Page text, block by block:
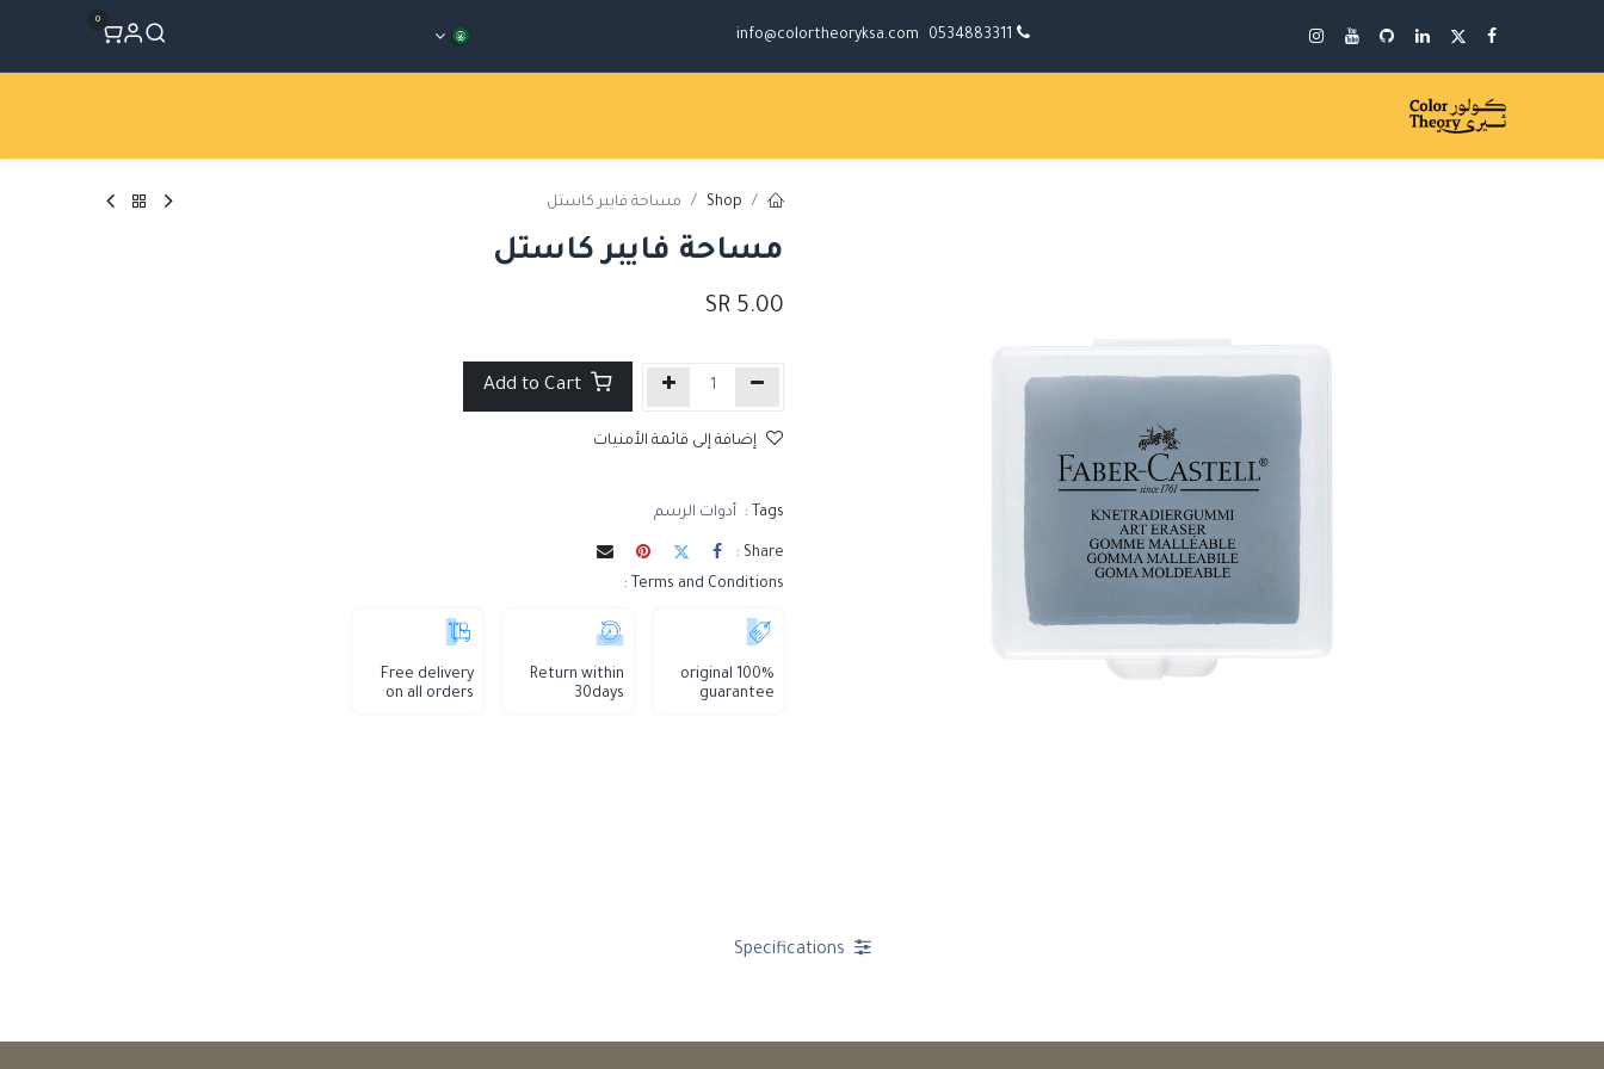
0534883311
info@colortheoryksa.com
0
Shop مساحة فايبر كاستل
مساحة فايبر كاستل
5.00
Add to Cart
إضافة إلى قائمة الأمنيات
Tags : أدوات الرسم
Share :
Terms and Conditions :
100% original
guarantee
Return within
30days
Free delivery
on all orders